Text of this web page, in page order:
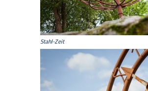
Stahl-Zeit